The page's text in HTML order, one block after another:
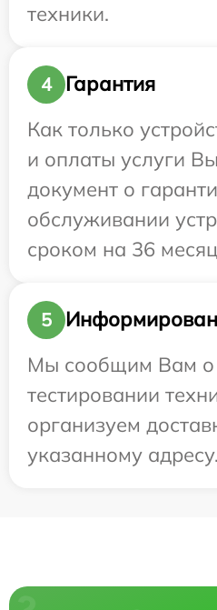
техники.
4
Гарантия
Как только
и оплаты услуги
документ о
обслуживании
сроком на 36
5
Мы сообщим Вам о
тестировании
организуем
указанному адресу.